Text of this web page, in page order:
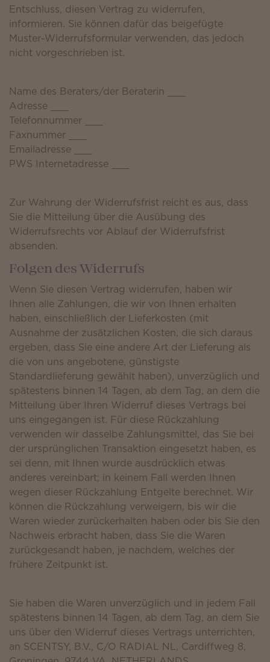
Entschluss, diesen Vertrag zu widerrufen,
informieren. Sie können dafür das beigefügte
Muster-Widerrufsformular verwenden, das jedoch
nicht vorgeschrieben ist.
Name des Beraters/der Beraterin ___
Adresse ___
Telefonnummer ___
Faxnummer ___
Emailadresse ___
PWS Internetadresse ___
Zur Wahrung der Widerrufsfrist reicht es aus, dass
Sie die Mitteilung über die Ausübung des
Widerrufsrechts vor Ablauf der Widerrufsfrist
absenden.
Folgen des Widerrufs
Wenn Sie diesen Vertrag widerrufen, haben wir
Ihnen alle Zahlungen, die wir von Ihnen erhalten
haben, einschließlich der Lieferkosten (mit
Ausnahme der zusätzlichen Kosten, die sich daraus
ergeben, dass Sie eine andere Art der Lieferung als
die von uns angebotene, günstigste
Standardlieferung gewählt haben), unverzüglich und
spätestens binnen 14 Tagen, ab dem Tag, an dem die
Mitteilung über Ihren Widerruf dieses Vertrags bei
uns eingegangen ist. Für diese Rückzahlung
verwenden wir dasselbe Zahlungsmittel, das Sie bei
der ursprünglichen Transaktion eingesetzt haben, es
sei denn, mit Ihnen wurde ausdrücklich etwas
anderes vereinbart; in keinem Fall werden Ihnen
wegen dieser Rückzahlung Entgelte berechnet. Wir
können die Rückzahlung verweigern, bis wir die
Waren wieder zurückerhalten haben oder bis Sie den
Nachweis erbracht haben, dass Sie die Waren
zurückgesandt haben, je nachdem, welches der
frühere Zeitpunkt ist.
Sie haben die Waren unverzüglich und in jedem Fall
spätestens binnen 14 Tagen, ab dem Tag, an dem Sie
uns über den Widerruf dieses Vertrags unterrichten,
an SCENTSY, B.V., C/O RADIAL NL, Cardiffweg 8,